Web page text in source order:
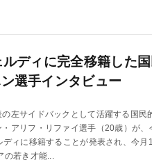
ディに完全移籍した
選手インタビュー
の左サイドバックとして活躍する国民
アリフ・リファイ選手（20歳）が、
ディに移籍することが発表され、今月
の若き才能...